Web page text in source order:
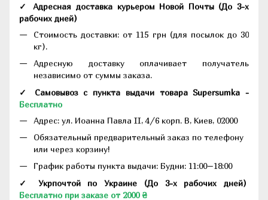
✓ Адресная доставка курьером Новой Почты (До 3-х
рабочих дней)
Стоимость доставки: от 115 грн (для посылок до 30
кг).
Адресную доставку оплачивает получатель
независимо от суммы заказа.
✓ Самовывоз с пункта выдачи товара Supersumka -
Бесплатно
Адрес: ул. Иоанна Павла II, 4/6 корп. В, Киев, 02000
Обязательный предварительный заказ по телефону
или через корзину!
График работы пункта выдачи: Будни: 11:00–18:00
✓ Укрпочтой по Украине (До 3-х рабочих дней)
Бесплатно при заказе от 2000 ₴